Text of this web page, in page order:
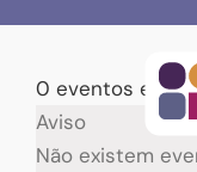
content0 eventos
Eventos
Aviso
Não existem